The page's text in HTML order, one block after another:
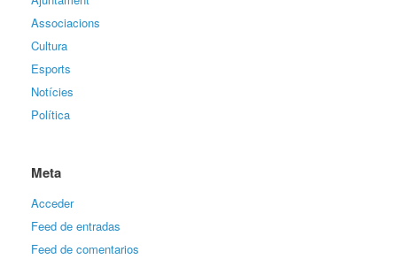
Associacions
Cultura
Esports
Notícies
Política
Meta
Acceder
Feed de entradas
Feed de comentarios